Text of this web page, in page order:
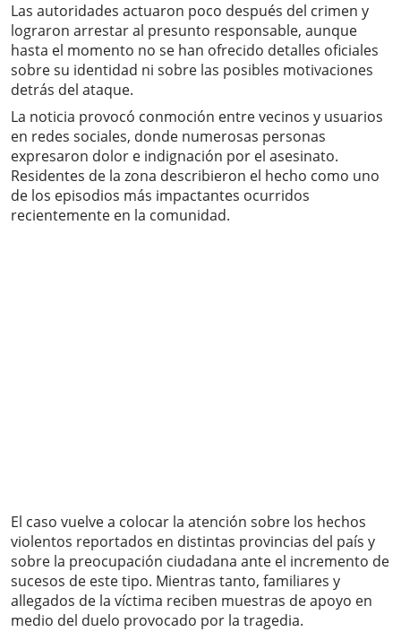
Las autoridades actuaron poco después del crimen y
lograron arrestar al presunto responsable, aunque
hasta el momento no se han ofrecido detalles oficiales
sobre su identidad ni sobre las posibles motivaciones
detrás del ataque.
La noticia provocó conmoción entre vecinos y usuarios
en redes sociales, donde numerosas personas
expresaron dolor e indignación por el asesinato.
Residentes de la zona describieron el hecho como uno
de los episodios más impactantes ocurridos
recientemente en la comunidad.
El caso vuelve a colocar la atención sobre los hechos
violentos reportados en distintas provincias del país y
sobre la preocupación ciudadana ante el incremento de
sucesos de este tipo. Mientras tanto, familiares y
allegados de la víctima reciben muestras de apoyo en
medio del duelo provocado por la tragedia.